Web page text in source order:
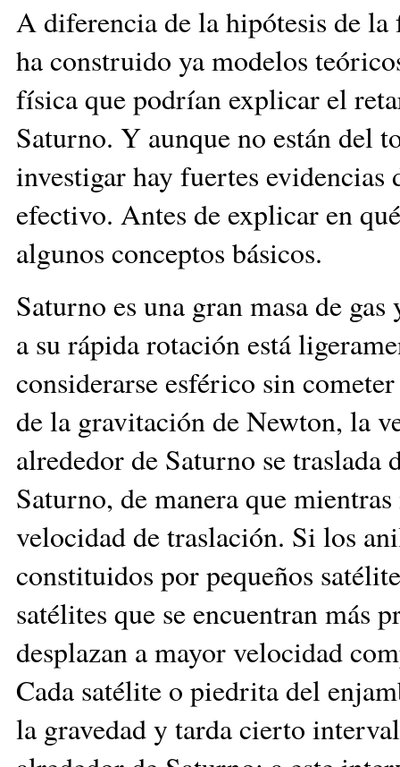
A diferencia de la hipótesis de
ha construido ya modelos
física que podrían explicar el
Saturno. Y aunque no están del
investigar hay fuertes evidencias
efectivo. Antes de explicar en
algunos conceptos básicos.
Saturno es una gran masa de
a su rápida rotación está
considerarse esférico sin
de la gravitación de Newton, la
alrededor de Saturno se traslada
Saturno, de manera que
velocidad de traslación. Si los
constituidos por pequeños
satélites que se encuentran más
desplazan a mayor velocidad
Cada satélite o piedrita del
la gravedad y tarda cierto